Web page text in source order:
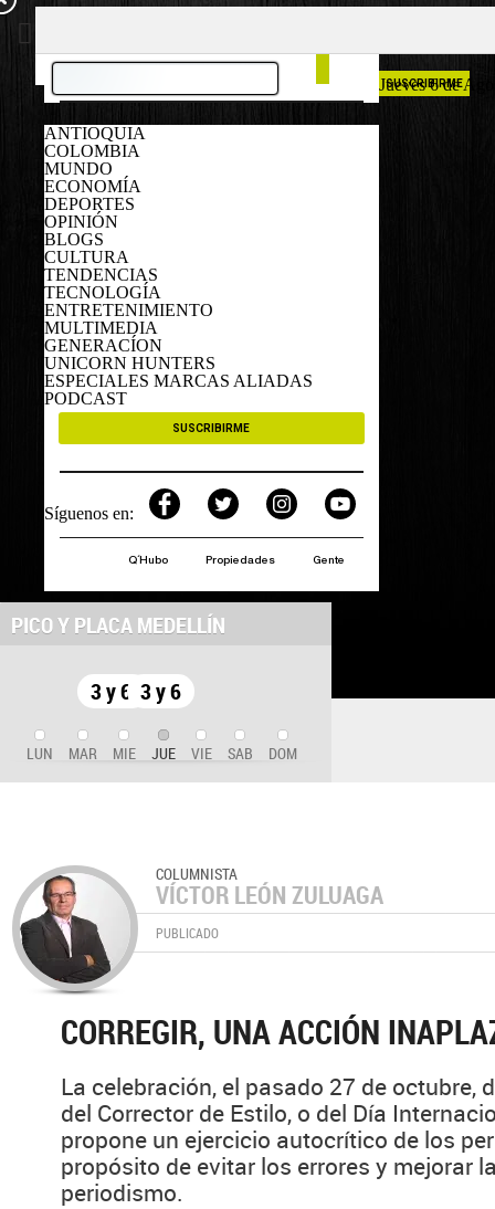
ANTIOQUIA
COLOMBIA
MUNDO
ECONOMÍA
DEPORTES
OPINIÓN
BLOGS
CULTURA
TENDENCIAS
TECNOLOGÍA
ENTRETENIMIENTO
MULTIMEDIA
GENERACÍON
UNICORN HUNTERS
ESPECIALES MARCAS ALIADAS
PODCAST
SUSCRIBIRME
Síguenos en:
Q´Hubo Propiedades Gente
Jueves 6 de
SUSCRIBIRME
PICO Y PLACA MEDELLÍN
3 y 6 3 y 6
LUN MAR MIE JUE VIE SAB DOM
COLUMNISTA
VÍCTOR LEÓN ZULUAGA
PUBLICADO
CORREGIR, UNA ACCIÓN
La celebración, el pasado 27 de octubre,
del Corrector de Estilo, o del Día
propone un ejercicio autocrítico de los
propósito de evitar los errores y mejorar
periodismo.